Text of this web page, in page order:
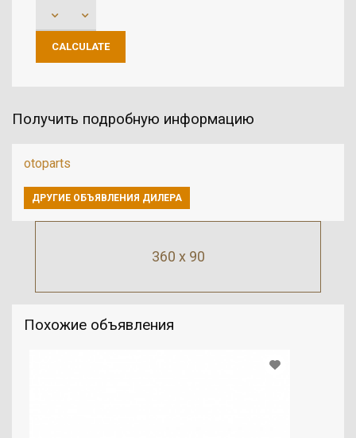
360 x 90
Похожие объявления
Получить подробную информацию
otoparts
ДРУГИЕ ОБЪЯВЛЕНИЯ ДИЛЕРА